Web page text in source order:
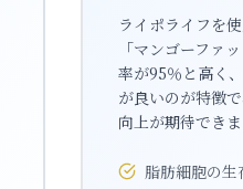
ライポライフを
「マンゴーファ
率が95％と高く
が良いのが特徴
向上が期待できま
脂肪細胞の